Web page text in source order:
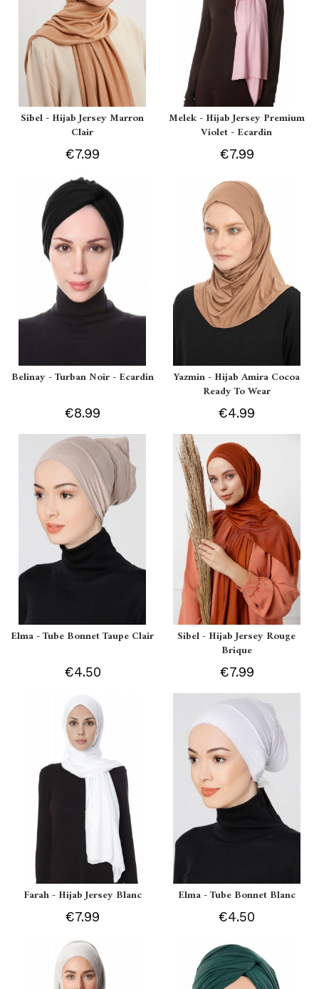
Sibel - Hijab Jersey Marron
Clair
€7.99
Melek - Hijab Jersey Premium
Violet - Ecardin
€7.99
Belinay - Turban Noir - Ecardin
€8.99
Yazmin - Hijab Amira Cocoa
Ready To Wear
€4.99
Elma - Tube Bonnet Taupe Clair
€4.50
Sibel - Hijab Jersey Rouge
Brique
€7.99
Farah - Hijab Jersey Blanc
€7.99
Elma - Tube Bonnet Blanc
€4.50